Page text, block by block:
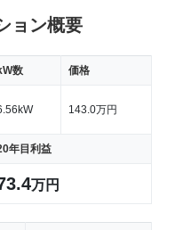
ョン概要
数 価格
143.0万円
年目利益
万円